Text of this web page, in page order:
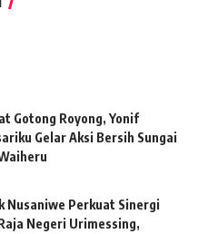
Gotong Royong, Yonif
Gelar Aksi Bersih Sungai
Nusaniwe Perkuat Sinergi
Negeri Urimessing,